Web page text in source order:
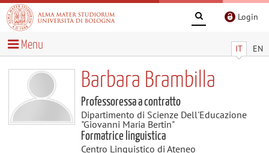
Login
IT EN
Menu
Barbara Brambilla
Professoressa a contratto
Dipartimento di Scienze Dell'Educazione
"Giovanni Maria Bertin"
Formatrice linguistica
Centro Linguistico di Ateneo